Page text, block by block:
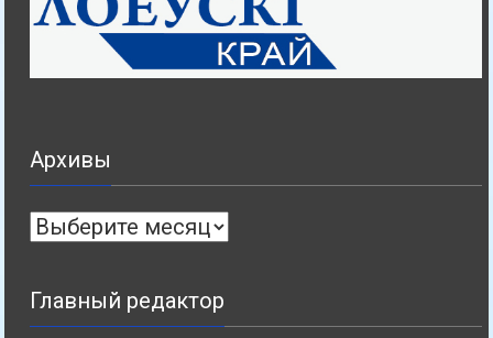
Архивы
Архивы
Главный редактор